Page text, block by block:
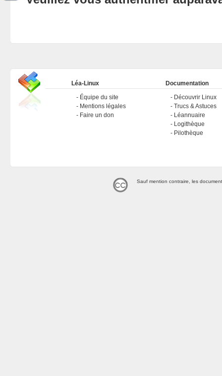
Léa-Linux
Équipe du site
Mentions légales
Faire un don
Documentation
Découvrir Linux
Trucs & Astuces
Léannuaire
Logithèque
Pilothèque
Sauf mention contraire, les